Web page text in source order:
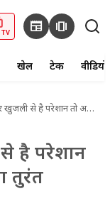
TV newspaper amp_stories
खेल टेक वीडियो
तो अपनाएं यह उपाय मिलेगा तुरंत छुटकारा
है परेशान
तुरंत